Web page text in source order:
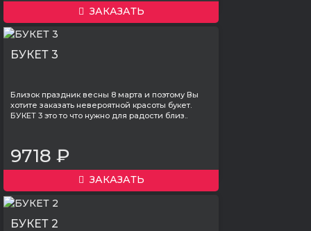
ЗАКАЗАТЬ
БУКЕТ 3
Близок праздник весны 8 марта и поэтому Вы
хотите заказать невероятной красоты букет.
БУКЕТ 3 это то что нужно для радости близ..
9718 ₽
ЗАКАЗАТЬ
БУКЕТ 2